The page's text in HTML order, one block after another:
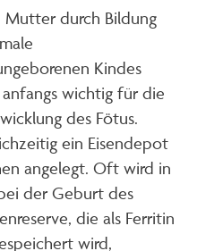
durch Bildung
Kindes
wichtig für die
des Fötus.
ein Eisendepot
angelegt. Oft wird in
der Geburt des
die als Ferritin
wird,